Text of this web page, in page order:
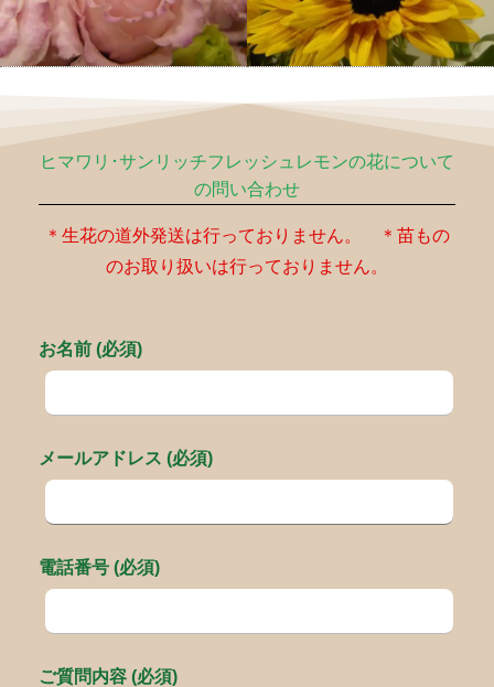
ヒマワリ･サンリッチフレッシュレモンの花について
の問い合わせ
＊生花の道外発送は行っておりません。 ＊苗もの
のお取り扱いは行っておりません。
お名前 (必須)
メールアドレス (必須)
電話番号 (必須)
ご質問内容 (必須)